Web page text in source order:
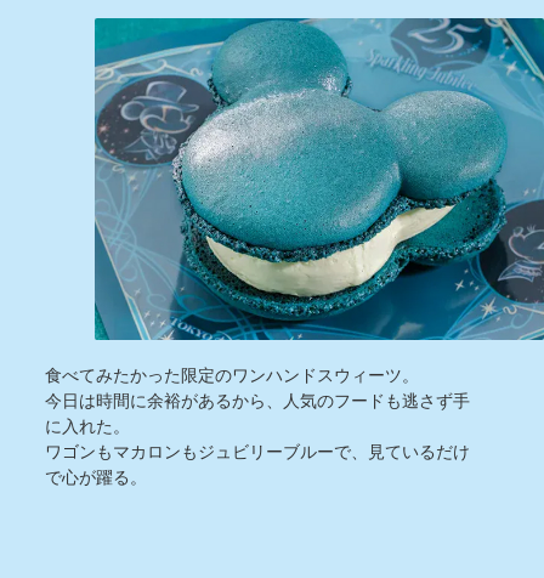
食べてみたかった限定のワンハンドスウィーツ。
今日は時間に余裕があるから、人気のフードも逃さず手
に入れた。
ワゴンもマカロンもジュビリーブルーで、見ているだけ
で心が躍る。